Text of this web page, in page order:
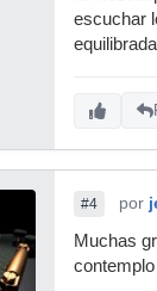
escuchar
#4 por
Muchas